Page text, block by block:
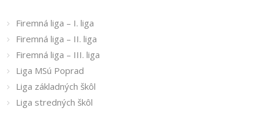
Firemná liga – I. liga
Firemná liga – II. liga
Firemná liga – III. liga
Liga MSú Poprad
Liga základných škôl
Liga stredných škôl